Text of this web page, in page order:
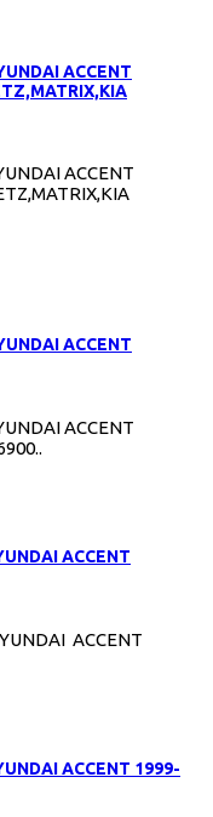
ACCENT
ACCENT
ACCENT
ACCENT
ACCENT
ACCENT
ACCΕΝΤ 1999-